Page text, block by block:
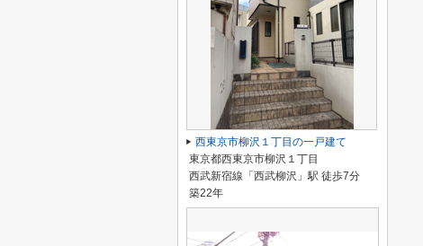
西東京市柳沢１丁目の一戸建て
東京都西東京市柳沢１丁目
西武新宿線「西武柳沢」駅 徒歩7分
築22年